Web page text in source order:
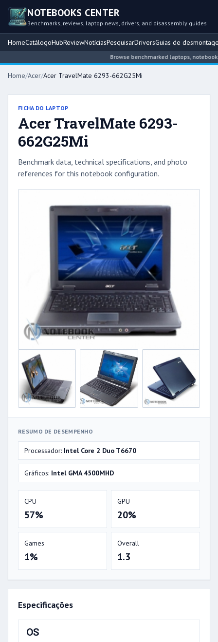
NOTEBOOKS CENTER
Benchmarks, reviews, laptop news, drivers, and disassembly guides
HomeCatálogoHubReviewNotíciasPesquisarDriversGuias de
Browse benchmarked laptops, notebook
Home/Acer/Acer TravelMate 6293-662G25Mi
FICHA DO LAPTOP
Acer TravelMate 6293-
662G25Mi
Benchmark data, technical specifications, and photo
references for this notebook configuration.
RESUMO DE DESEMPENHO
Processador: Intel Core 2 Duo T6670
Gráficos: Intel GMA 4500MHD
CPU
57%
GPU
20%
Games
1%
Overall
1.3
Especificações
OS